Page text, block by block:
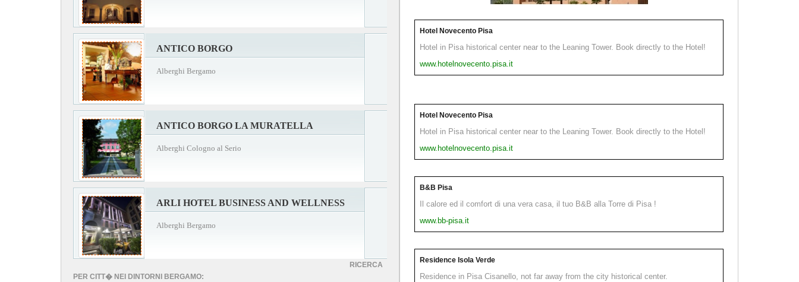
ANTICO BORGO
Alberghi Bergamo
ANTICO BORGO LA MURATELLA
Alberghi Cologno al Serio
ARLI HOTEL BUSINESS AND WELLNESS
Alberghi Bergamo
RICERCA
PER CITT� NEI DINTORNI BERGAMO:
Hotel Novecento Pisa
Hotel in Pisa historical center near to the Leaning Tower. Book directly to the Hotel!
www.hotelnovecento.pisa.it
Hotel Novecento Pisa
Hotel in Pisa historical center near to the Leaning Tower. Book directly to the Hotel!
www.hotelnovecento.pisa.it
B&B Pisa
Il calore ed il comfort di una vera casa, il tuo B&B alla Torre di Pisa !
www.bb-pisa.it
Residence Isola Verde
Residence in Pisa Cisanello, not far away from the city historical center.